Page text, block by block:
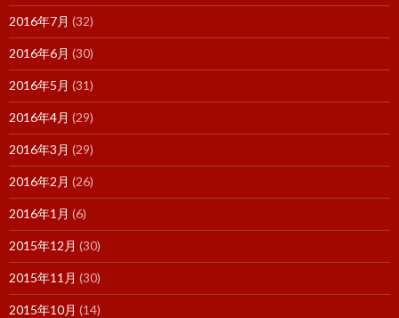
2016年7月 (32)
2016年6月 (30)
2016年5月 (31)
2016年4月 (29)
2016年3月 (29)
2016年2月 (26)
2016年1月 (6)
2015年12月 (30)
2015年11月 (30)
2015年10月 (14)